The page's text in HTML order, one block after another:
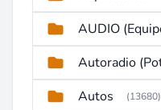
Autos (13680)